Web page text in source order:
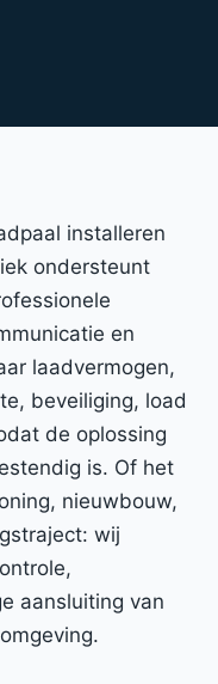
installeren
ondersteunt
en
laadvermogen,
beveiliging, load
de oplossing
is. Of het
nieuwbouw,
wij
aansluiting van